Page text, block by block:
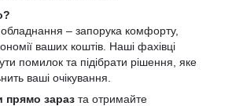
– запорука комфорту,
ваших коштів. Наші фахівці
помилок та підібрати рішення, яке
ваші очікування.
прямо зараз та отримайте